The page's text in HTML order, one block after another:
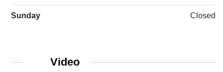
Sunday Closed
Video